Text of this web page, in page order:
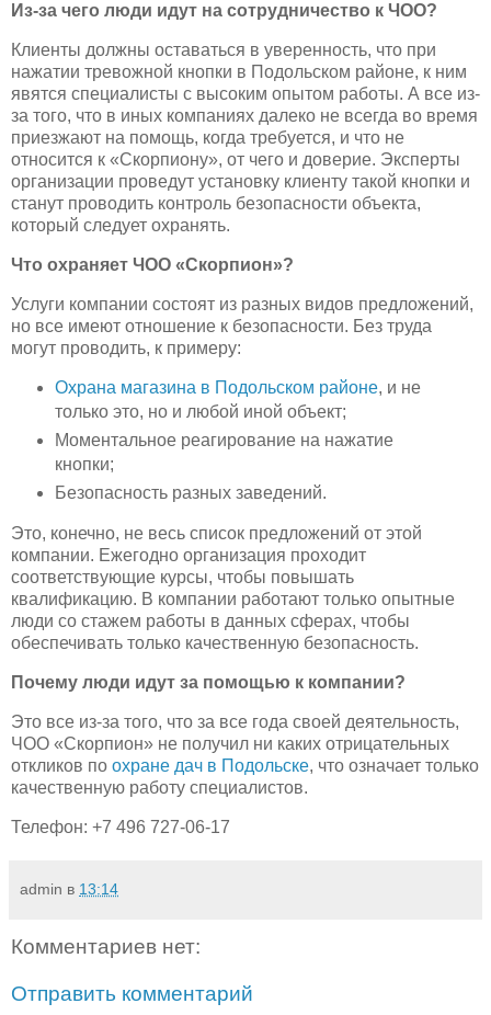
Из-за чего люди идут на сотрудничество к ЧОО?
Клиенты должны оставаться в уверенность, что при
нажатии тревожной кнопки в Подольском районе, к ним
явятся специалисты с высоким опытом работы. А все из-
за того, что в иных компаниях далеко не всегда во время
приезжают на помощь, когда требуется, и что не
относится к «Скорпиону», от чего и доверие. Эксперты
организации проведут установку клиенту такой кнопки и
станут проводить контроль безопасности объекта,
который следует охранять.
Что охраняет ЧОО «Скорпион»?
Услуги компании состоят из разных видов предложений,
но все имеют отношение к безопасности. Без труда
могут проводить, к примеру:
Охрана магазина в Подольском районе, и не
только это, но и любой иной объект;
Моментальное реагирование на нажатие
кнопки;
Безопасность разных заведений.
Это, конечно, не весь список предложений от этой
компании. Ежегодно организация проходит
соответствующие курсы, чтобы повышать
квалификацию. В компании работают только опытные
люди со стажем работы в данных сферах, чтобы
обеспечивать только качественную безопасность.
Почему люди идут за помощью к компании?
Это все из-за того, что за все года своей деятельность,
ЧОО «Скорпион» не получил ни каких отрицательных
откликов по охране дач в Подольске, что означает только
качественную работу специалистов.
Телефон: +7 496 727-06-17
admin в 13:14
Комментариев нет:
Отправить комментарий